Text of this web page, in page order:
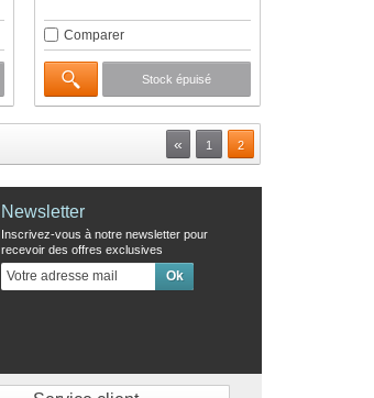
Comparer
Stock épuisé
« 1 2
Newsletter
Inscrivez-vous à notre newsletter pour
recevoir des offres exclusives